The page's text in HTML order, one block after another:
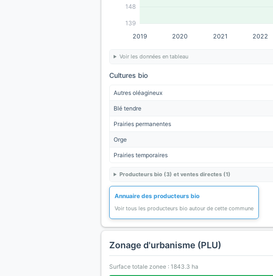
139
148
2019 2020 2021 2022
Voir les données en tableau
Cultures bio
Autres oléagineux
Blé tendre
Prairies permanentes
Orge
Prairies temporaires
Producteurs bio (3) et ventes directes (1)
Annuaire des producteurs bio
Voir tous les producteurs bio autour de cette commune
Zonage d'urbanisme (PLU)
Surface totale zonee : 1843.3 ha